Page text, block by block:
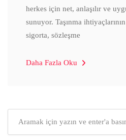
herkes için net, anlaşılır ve
sunuyor. Taşınma
sigorta, sözleşme
Daha Fazla Oku